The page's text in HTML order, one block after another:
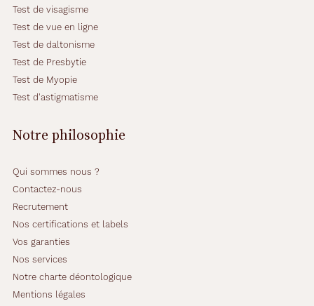
Test de visagisme
Test de vue en ligne
Test de daltonisme
Test de Presbytie
Test de Myopie
Test d'astigmatisme
Notre philosophie
Qui sommes nous ?
Contactez-nous
Recrutement
Nos certifications et labels
Vos garanties
Nos services
Notre charte déontologique
Mentions légales